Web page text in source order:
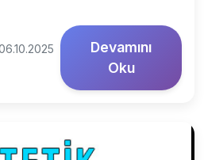
Devamını
Oku